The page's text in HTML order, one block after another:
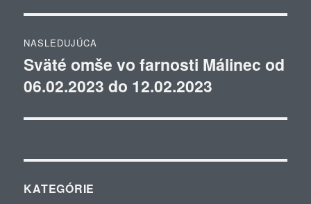
NASLEDUJÚCA
Ďalší
článok:
Sväté omše vo farnosti Málinec od
06.02.2023 do 12.02.2023
KATEGÓRIE